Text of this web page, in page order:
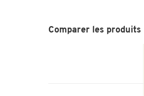
Comparer les produits